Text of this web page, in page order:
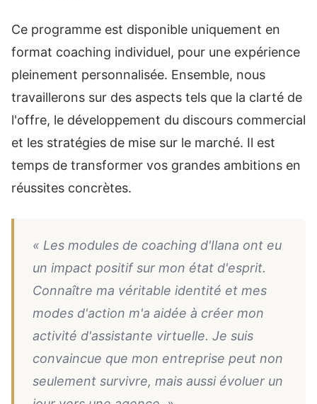
Ce programme est disponible uniquement en
format coaching individuel, pour une expérience
pleinement personnalisée. Ensemble, nous
travaillerons sur des aspects tels que la clarté de
l'offre, le développement du discours commercial
et les stratégies de mise sur le marché. Il est
temps de transformer vos grandes ambitions en
réussites concrètes.
« Les modules de coaching d'Ilana ont eu
un impact positif sur mon état d'esprit.
Connaître ma véritable identité et mes
modes d'action m'a aidée à créer mon
activité d'assistante virtuelle. Je suis
convaincue que mon entreprise peut non
seulement survivre, mais aussi évoluer un